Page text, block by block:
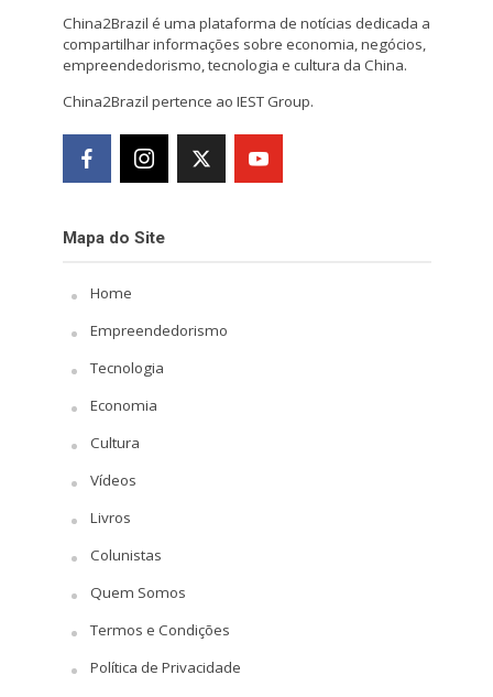
China2Brazil é uma plataforma de notícias dedicada a
compartilhar informações sobre economia, negócios,
empreendedorismo, tecnologia e cultura da China.
China2Brazil pertence ao IEST Group.
Mapa do Site
Home
Empreendedorismo
Tecnologia
Economia
Cultura
Vídeos
Livros
Colunistas
Quem Somos
Termos e Condições
Política de Privacidade